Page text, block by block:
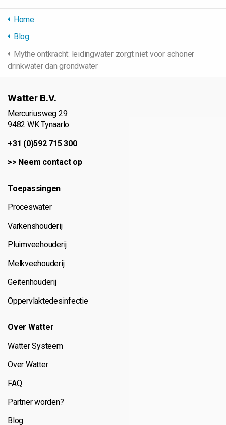
Home
Blog
Mythe ontkracht: leidingwater zorgt niet voor schoner
drinkwater dan grondwater
Watter B.V.
Mercuriusweg 29
9482 WK Tynaarlo
+31 (0)592 715 300
>> Neem contact op
Toepassingen
Proceswater
Varkenshouderij
Pluimveehouderij
Melkveehouderij
Geitenhouderij
Oppervlaktedesinfectie
Over Watter
Watter Systeem
Over Watter
FAQ
Partner worden?
Blog